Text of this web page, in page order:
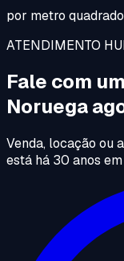
por metro quadrado
ATENDIMENTO
Fale com
Noruega
Venda, locação ou
está há 30 anos